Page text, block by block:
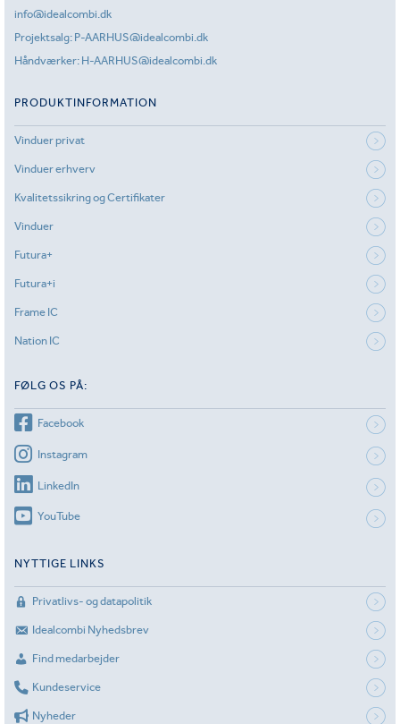
info@idealcombi.dk
Projektsalg: P-AARHUS@idealcombi.dk
Håndværker: H-AARHUS@idealcombi.dk
PRODUKTINFORMATION
Vinduer privat
Vinduer erhverv
Kvalitetssikring og Certifikater
Vinduer
Futura+
Futura+i
Frame IC
Nation IC
FØLG OS PÅ:
Facebook
Instagram
LinkedIn
YouTube
NYTTIGE LINKS
Privatlivs- og datapolitik
Idealcombi Nyhedsbrev
Find medarbejder
Kundeservice
Nyheder